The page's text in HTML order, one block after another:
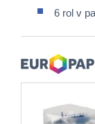
6 rol v